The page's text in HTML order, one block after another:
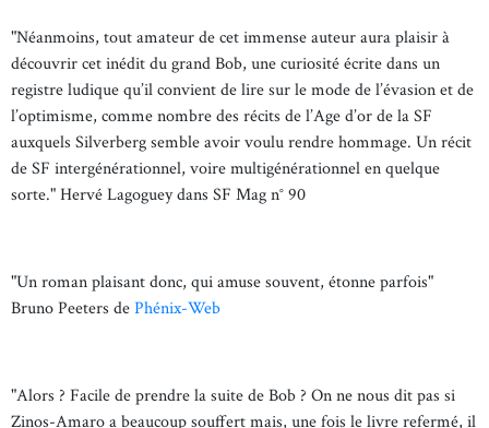
"Néanmoins, tout amateur de cet immense auteur aura plaisir à
découvrir cet inédit du grand Bob, une curiosité écrite dans un
registre ludique qu’il convient de lire sur le mode de l’évasion et de
l’optimisme, comme nombre des récits de l’Age d’or de la SF
auxquels Silverberg semble avoir voulu rendre hommage. Un récit
de SF intergénérationnel, voire multigénérationnel en quelque
sorte." Hervé Lagoguey dans SF Mag n° 90
"Un roman plaisant donc, qui amuse souvent, étonne parfois"
Bruno Peeters dePhénix-Web
"Alors ? Facile de prendre la suite de Bob ? On ne nous dit pas si
Zinos-Amaro a beaucoup souffert mais, une fois le livre refermé, il